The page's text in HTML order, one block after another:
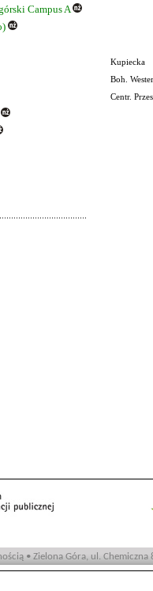
Campus A
Kupiecka
Boh.
Centr.
• Zielona Góra, ul.